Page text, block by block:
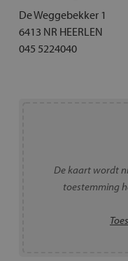
De Weggebekker 1
6413 NR HEERLEN
045 5224040
De kaart wordt
toestemming